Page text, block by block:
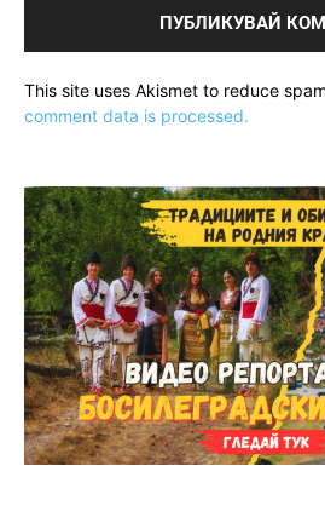
This site uses Akismet to reduce
comment data is processed.